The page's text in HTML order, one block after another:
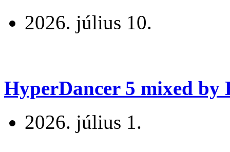
2026. július 10.
HyperDancer 5 mixed by
2026. július 1.